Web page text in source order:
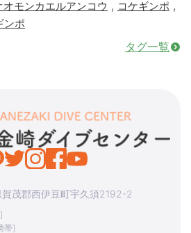
オモンカエルアンコウ , コケギンポ ,
ンポ
タグ一覧
茂郡西伊豆町宇久須2192-2
帯]